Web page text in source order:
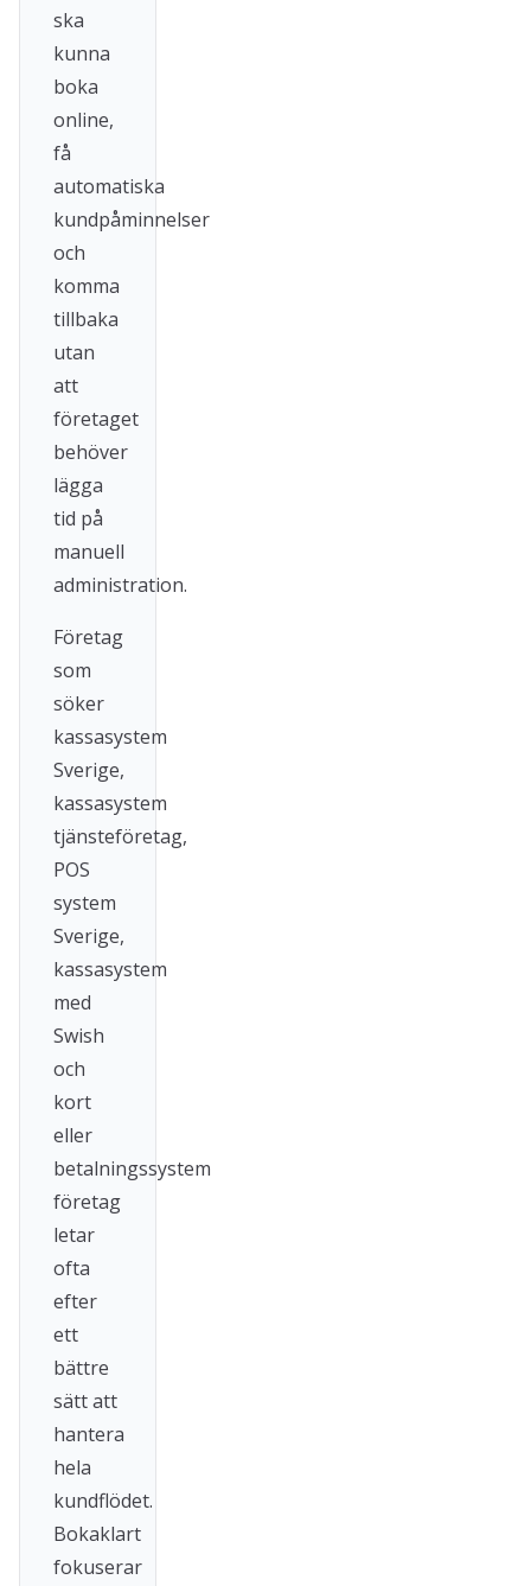
ska
kunna
boka
online,
få
automatiska
kundpåminnelser
och
komma
tillbaka
utan
att
företaget
behöver
lägga
tid på
manuell
administration.
Företag
som
söker
kassasystem
Sverige,
kassasystem
tjänsteföretag,
POS
system
Sverige,
kassasystem
med
Swish
och
kort
eller
betalningssystem
företag
letar
ofta
efter
ett
bättre
sätt att
hantera
hela
kundflödet.
Bokaklart
fokuserar